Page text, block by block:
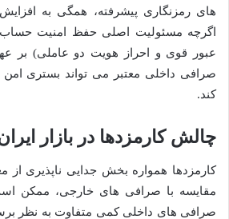
های رمزنگاری پیشرفته، همگی به
اگرچه مسئولیت اصلی حفظ امنیت حساب
عبور قوی و احراز هویت دو عاملی) بر
صرافی داخلی معتبر می تواند بستری امن
کند.
چالش کارمزدها در بازار
کارمزدها همواره بخش جدایی ناپذیری از
مقایسه با صرافی های خارجی، ممکن
صرافی های داخلی کمی متفاوت به نظر